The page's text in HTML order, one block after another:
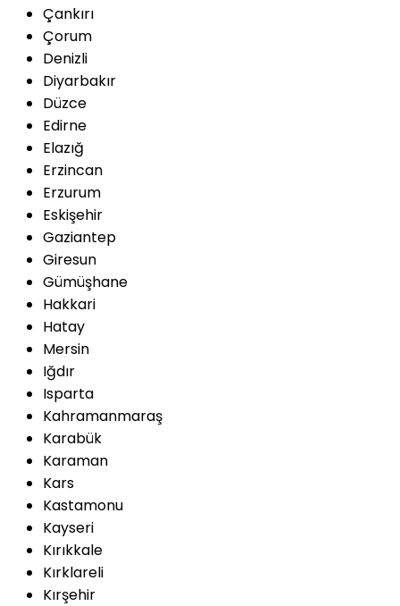
Çankırı
Çorum
Denizli
Diyarbakır
Düzce
Edirne
Elazığ
Erzincan
Erzurum
Eskişehir
Gaziantep
Giresun
Gümüşhane
Hakkari
Hatay
Mersin
Iğdır
Isparta
Kahramanmaraş
Karabük
Karaman
Kars
Kastamonu
Kayseri
Kırıkkale
Kırklareli
Kırşehir